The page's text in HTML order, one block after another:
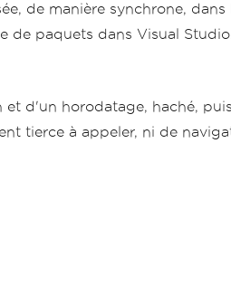
de manière synchrone,
paquets dans Visual
d'un horodatage, haché,
tierce à appeler, ni de